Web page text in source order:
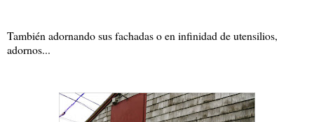
También adornando sus fachadas o en infinidad de utensilios,
adornos...